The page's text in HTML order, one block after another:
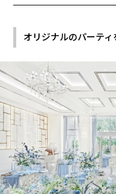
オリジナルのパーティ